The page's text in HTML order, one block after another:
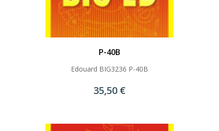
P-40B
Edouard BIG3236 P-40B
35,50 €